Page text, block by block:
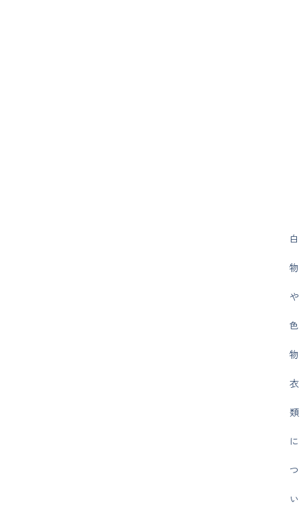
白
物
や
色
物
衣
類
に
つ
い